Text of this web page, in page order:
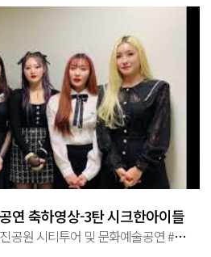
연 축하영상-3탄 시크한아이들
연 #전라북도 #전주시 #대표관광지 #덕진공원 #시티투어 #문화예술공연 ...